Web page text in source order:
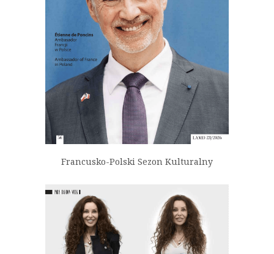
Francusko-Polski Sezon Kulturalny